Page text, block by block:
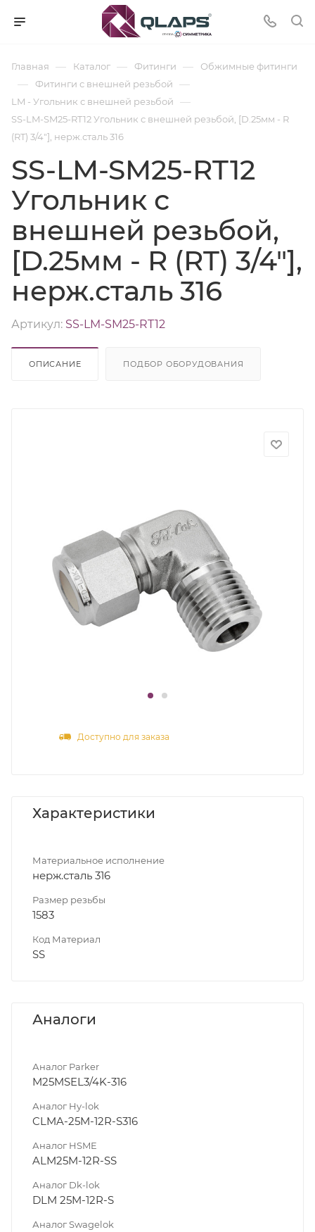
Главная — Каталог — Фитинги — Обжимные фитинги
— Фитинги с внешней резьбой —
LM - Угольник с внешней резьбой —
SS-LM-SM25-RT12 Угольник с внешней резьбой, [D.25мм - R
(RT) 3/4"], нерж.сталь 316
SS-LM-SM25-RT12
Угольник с
внешней резьбой,
[D.25мм - R (RT) 3/4"],
нерж.сталь 316
Артикул: SS-LM-SM25-RT12
ОПИСАНИЕ ПОДБОР ОБОРУДОВАНИЯ
Доступно для заказа
Характеристики
Материальное исполнение
нерж.сталь 316
Размер резьбы
1583
Код Материал
SS
Аналоги
Аналог Parker
M25MSEL3/4K-316
Аналог Hy-lok
CLMA-25M-12R-S316
Аналог HSME
ALM25M-12R-SS
Аналог Dk-lok
DLM 25M-12R-S
Аналог Swagelok